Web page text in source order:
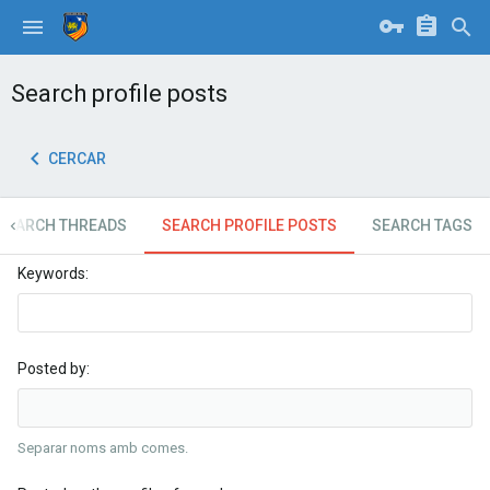
Search profile posts
CERCAR
THREADS SEARCH PROFILE POSTS SEARCH TAGS
Keywords
Posted by
Separar noms amb comes.